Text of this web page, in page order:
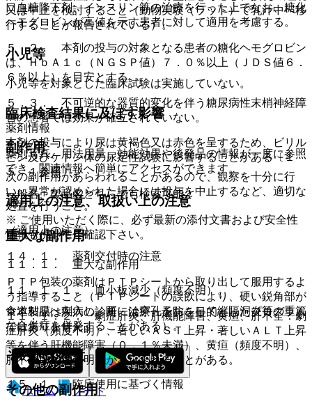
又は中止を検討すること（動物実験（ラット）で乳汁中へ移
行することが報告されている）。
小児等
小児等を対象とした臨床試験は実施していない。
臨床検査結果に及ぼす影響
本剤の投与により尿は黄褐色又は赤色を呈するため、ビリル
ビン及びケトン体の尿定性試験に影響することがある〔１
５．１参照〕。
適用上の注意、取扱い上の注意
（適用上の注意）
１４．１． 薬剤交付時の注意
ＰＴＰ包装の薬剤はＰＴＰシートから取り出して服用するよ
う指導すること（ＰＴＰシートの誤飲により、硬い鋭角部が
食道粘膜へ刺入し、更には穿孔をおこして縦隔洞炎等の重篤
な合併症を併発することがある）。
その他の注意
１５．１． 臨床使用に基づく情報
口血糖降下剤、インスリン等の治療を行った上でなお、糖化
ヘモグロビンが高値を示す患者に対して適用を考慮する。
５．２． 本剤の投与の対象となる患者の糖化ヘモグロビン
は、ＨｂＡ１ｃ（ＮＧＳＰ値）７．０％以上（ＪＤＳ値６．
６％以上）を目安とする。
５．３． 不可逆的な器質的変化を伴う糖尿病性末梢神経障
害の患者では効果が確立されていない。
副作用
次の副作用があらわれることがあるので、観察を十分に行
い、異常が認められた場合には投与を中止するなど、適切な
処置を行うこと。
重大な副作用
１１．１． 重大な副作用
１１．１．１． 血小板減少（頻度不明）。
１１．１．２． 劇症肝炎、肝機能障害、黄疸、肝不全：劇
症肝炎（頻度不明）、著しいＡＳＴ上昇・著しいＡＬＴ上昇
等を伴う肝機能障害（０．１％未満）、黄疸（頻度不明）、
肝不全（頻度不明）があらわれることがある。
その他の副作用
薬剤情報
薬剤写真、用法用量、効能効果や後発品の情報が一度に参照
でき、関連情報へ簡単にアクセスができます。
一般名、製品名どちらでも検索可能！
※ ご使用いただく際に、必ず最新の添付文書および安全性
情報も併せてご確認下さい。
※本製品は疾病の診断・治療・予防を目的としたプログラム
ではありません。
ホーム
ノート